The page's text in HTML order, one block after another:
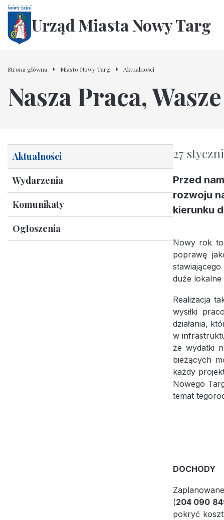
Urząd Miasta Nowy Targ
Strona główna Miasto Nowy Targ Aktualności
Nasza Praca,
Aktualności
Wydarzenia
Komunikaty
Ogłoszenia
27
Przed
rozwoju
kierunku
Nowy rok to
poprawę
duże lokalne
Realizacja
wysiłki
działania,
w
że wydatki
bieżących
każdy
Nowego
temat
DOCHODY
(204 090
pokryć